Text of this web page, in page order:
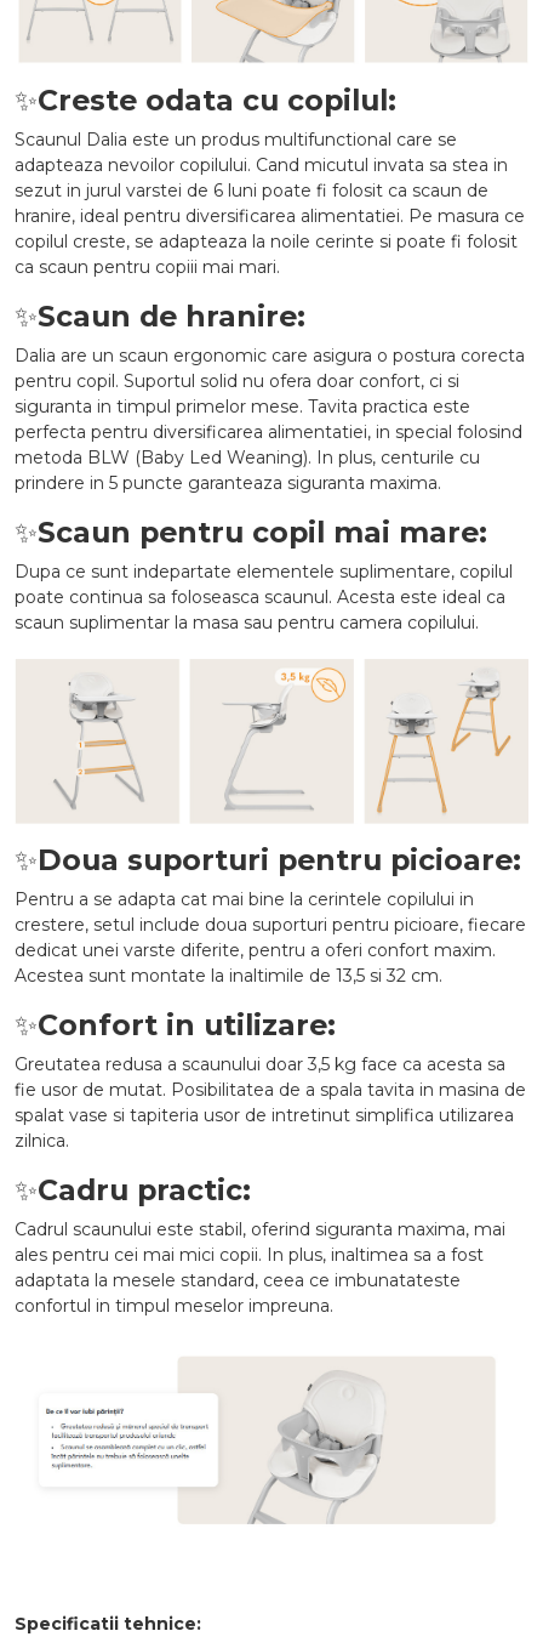
✨Creste odata cu copilul:
Scaunul Dalia este un produs multifunctional care se
adapteaza nevoilor copilului. Cand micutul invata sa stea in
sezut in jurul varstei de 6 luni poate fi folosit ca scaun de
hranire, ideal pentru diversificarea alimentatiei. Pe masura ce
copilul creste, se adapteaza la noile cerinte si poate fi folosit
ca scaun pentru copiii mai mari.
✨Scaun de hranire:
Dalia are un scaun ergonomic care asigura o postura corecta
pentru copil. Suportul solid nu ofera doar confort, ci si
siguranta in timpul primelor mese. Tavita practica este
perfecta pentru diversificarea alimentatiei, in special folosind
metoda BLW (Baby Led Weaning). In plus, centurile cu
prindere in 5 puncte garanteaza siguranta maxima.
✨Scaun pentru copil mai mare:
Dupa ce sunt indepartate elementele suplimentare, copilul
poate continua sa foloseasca scaunul. Acesta este ideal ca
scaun suplimentar la masa sau pentru camera copilului.
✨Doua suporturi pentru picioare:
Pentru a se adapta cat mai bine la cerintele copilului in
crestere, setul include doua suporturi pentru picioare, fiecare
dedicat unei varste diferite, pentru a oferi confort maxim.
Acestea sunt montate la inaltimile de 13,5 si 32 cm.
✨Confort in utilizare:
Greutatea redusa a scaunului doar 3,5 kg face ca acesta sa
fie usor de mutat. Posibilitatea de a spala tavita in masina de
spalat vase si tapiteria usor de intretinut simplifica utilizarea
zilnica.
✨Cadru practic:
Cadrul scaunului este stabil, oferind siguranta maxima, mai
ales pentru cei mai mici copii. In plus, inaltimea sa a fost
adaptata la mesele standard, ceea ce imbunatateste
confortul in timpul meselor impreuna.
Specificatii tehnice: